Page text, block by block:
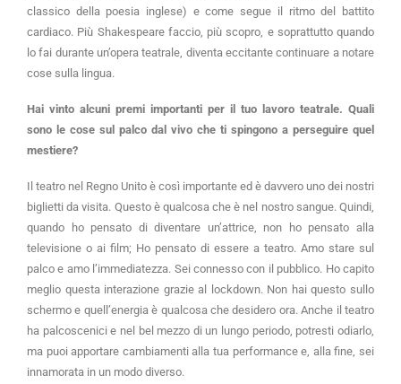
classico della poesia inglese) e come segue il ritmo del battito
cardiaco. Più Shakespeare faccio, più scopro, e soprattutto quando
lo fai durante un’opera teatrale, diventa eccitante continuare a notare
cose sulla lingua.
Hai vinto alcuni premi importanti per il tuo lavoro teatrale. Quali
sono le cose sul palco dal vivo che ti spingono a perseguire quel
mestiere?
Il teatro nel Regno Unito è così importante ed è davvero uno dei nostri
biglietti da visita. Questo è qualcosa che è nel nostro sangue. Quindi,
quando ho pensato di diventare un’attrice, non ho pensato alla
televisione o ai film; Ho pensato di essere a teatro. Amo stare sul
palco e amo l’immediatezza. Sei connesso con il pubblico. Ho capito
meglio questa interazione grazie al lockdown. Non hai questo sullo
schermo e quell’energia è qualcosa che desidero ora. Anche il teatro
ha palcoscenici e nel bel mezzo di un lungo periodo, potresti odiarlo,
ma puoi apportare cambiamenti alla tua performance e, alla fine, sei
innamorata in un modo diverso.